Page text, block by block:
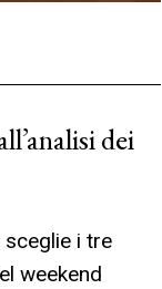
dei
i tre
weekend